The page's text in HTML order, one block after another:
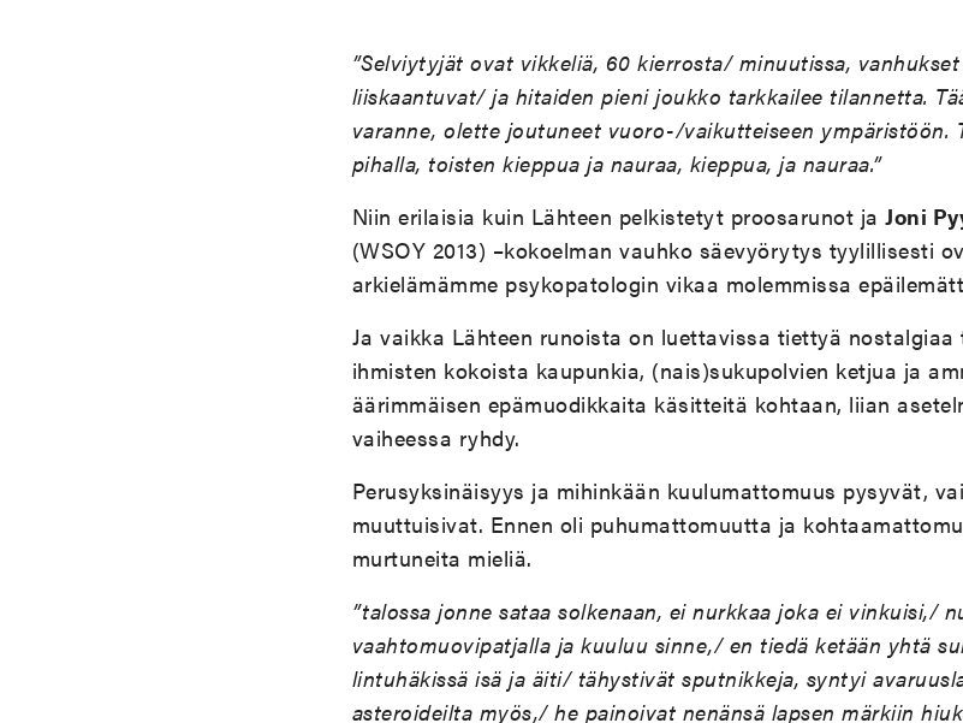
”Selviytyjät ovat vikkeliä, 60 kierrosta/ minuutissa,
liiskaantuvat/ ja hitaiden pieni joukko tarkkailee tilannetta.
varanne, olette joutuneet vuoro-/vaikutteiseen ympäristöön.
pihalla, toisten kieppua ja nauraa, kieppua, ja nauraa.”
Niin erilaisia kuin Lähteen pelkistetyt proosarunot ja Joni
(WSOY 2013) –kokoelman vauhko säevyörytys tyylillisesti
arkielämämme psykopatologin vikaa molemmissa
Ja vaikka Lähteen runoista on luettavissa tiettyä
ihmisten kokoista kaupunkia, (nais)sukupolvien ketjua ja
äärimmäisen epämuodikkaita käsitteitä kohtaan, liian
vaiheessa ryhdy.
Perusyksinäisyys ja mihinkään kuulumattomuus pysyvät,
muuttuisivat. Ennen oli puhumattomuutta ja
murtuneita mieliä.
”talossa jonne sataa solkenaan, ei nurkkaa joka ei vinkuisi,/
vaahtomuovipatjalla ja kuuluu sinne,/ en tiedä ketään yhtä
lintuhäkissä isä ja äiti/ tähystivät sputnikkeja, syntyi
asteroideilta myös,/ he painoivat nenänsä lapsen märkiin